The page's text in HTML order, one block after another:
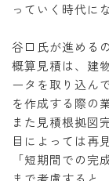
っていく時代に
谷口氏が進める
概算見積は、建
ータを取り込ん
を作成する際の
また見積根拠図
目によっては再
「短期間での